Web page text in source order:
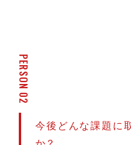
PERSON 02
今後どんな課題に